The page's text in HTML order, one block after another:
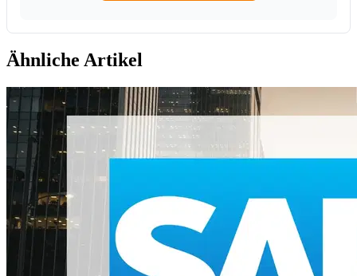
Ähnliche Artikel